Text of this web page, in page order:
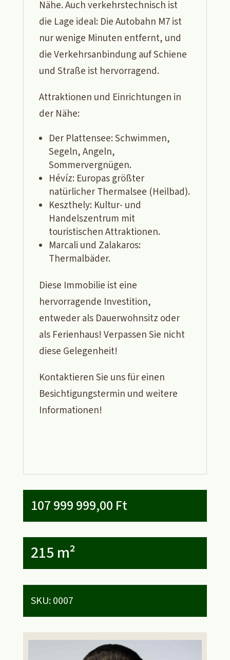
Nähe. Auch verkehrstechnisch ist
die Lage ideal: Die Autobahn M7 ist
nur wenige Minuten entfernt, und
die Verkehrsanbindung auf Schiene
und Straße ist hervorragend.
Attraktionen und Einrichtungen in
der Nähe:
Der Plattensee: Schwimmen,
Segeln, Angeln,
Sommervergnügen.
Hévíz: Europas größter
natürlicher Thermalsee (Heilbad).
Keszthely: Kultur- und
Handelszentrum mit
touristischen Attraktionen.
Marcali und Zalakaros:
Thermalbäder.
Diese Immobilie ist eine
hervorragende Investition,
entweder als Dauerwohnsitz oder
als Ferienhaus! Verpassen Sie nicht
diese Gelegenheit!
Kontaktieren Sie uns für einen
Besichtigungstermin und weitere
Informationen!
107 999 999,00 Ft
215 m²
SKU:0007